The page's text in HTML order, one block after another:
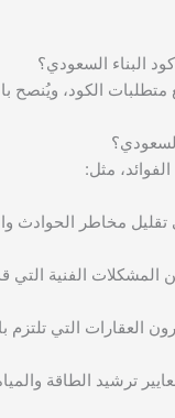
البناء السعودي؟
الكود، ويُنصح
السعودي؟
مثل:
مخاطر الحوادث
المشكلات الفنية
العقارات التي تلتزم
ترشيد الطاقة